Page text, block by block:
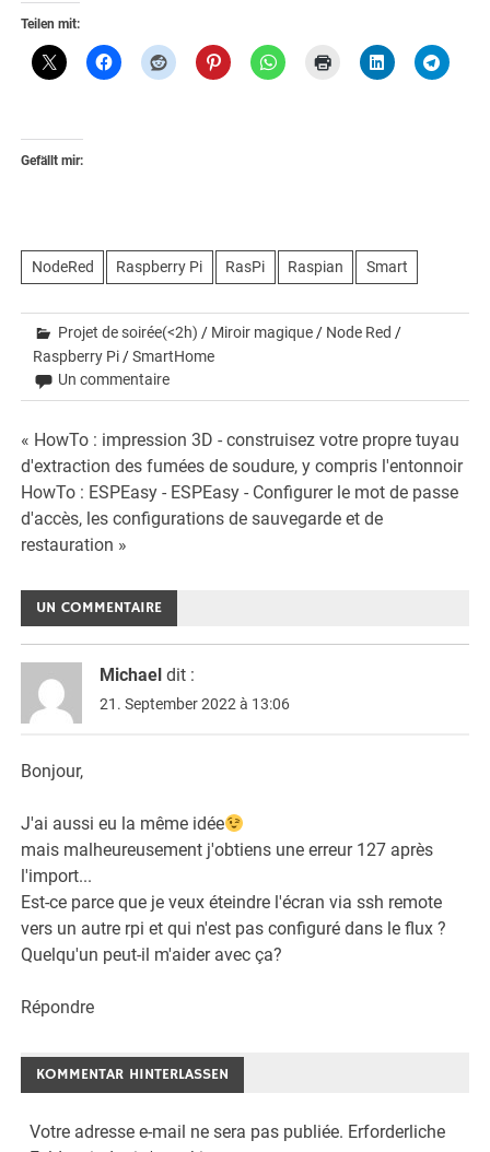
Teilen mit:
Gefällt mir:
NodeRed Raspberry Pi RasPi Raspian Smart
Projet de soirée(<2h) / Miroir magique / Node Red /
Raspberry Pi /SmartHome
Un commentaire
Beitrags-
Navigation
« HowTo : impression 3D - construisez votre propre tuyau
d'extraction des fumées de soudure, y compris l'entonnoir
HowTo : ESPEasy - ESPEasy - Configurer le mot de passe
d'accès, les configurations de sauvegarde et de
restauration »
UN COMMENTAIRE
Michael dit :
21. September 2022 à 13:06
Bonjour,
J'ai aussi eu la même idée
mais malheureusement j'obtiens une erreur 127 après
l'import...
Est-ce parce que je veux éteindre l'écran via ssh remote
vers un autre rpi et qui n'est pas configuré dans le flux ?
Quelqu'un peut-il m'aider avec ça?
Répondre
KOMMENTAR HINTERLASSEN
Votre adresse e-mail ne sera pas publiée. Erforderliche